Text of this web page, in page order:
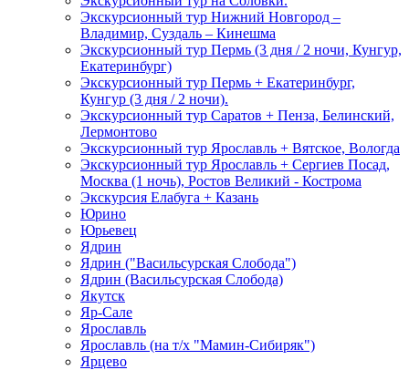
Экскурсионный тур Нижний Новгород –
Владимир, Суздаль – Кинешма
Экскурсионный тур Пермь (3 дня / 2 ночи, Кунгур,
Екатеринбург)
Экскурсионный тур Пермь + Екатеринбург,
Кунгур (3 дня / 2 ночи).
Экскурсионный тур Саратов + Пенза, Белинский,
Лермонтово
Экскурсионный тур Ярославль + Вятское, Вологда
Экскурсионный тур Ярославль + Сергиев Посад,
Москва (1 ночь), Ростов Великий - Кострома
Экскурсия Елабуга + Казань
Юрино
Юрьевец
Ядрин
Ядрин ("Васильсурская Слобода")
Ядрин (Васильсурская Слобода)
Якутск
Яр-Сале
Ярославль
Ярославль (на т/х "Мамин-Сибиряк")
Ярцево